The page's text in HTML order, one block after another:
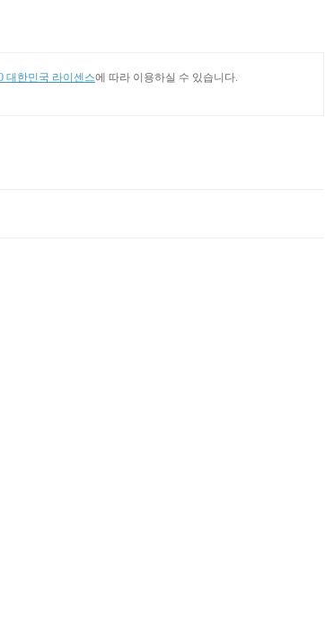
대한민국 라이센스에 따라 이용하실 수 있습니다.